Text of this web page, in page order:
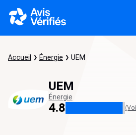
Accueil Énergie UEM
UEM
Énergie
4.8